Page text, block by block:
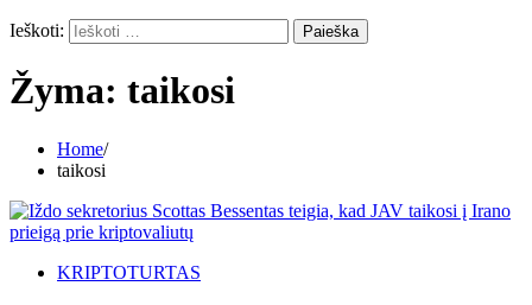
Ieškoti:
Žyma: taikosi
Home
taikosi
KRIPTOTURTAS